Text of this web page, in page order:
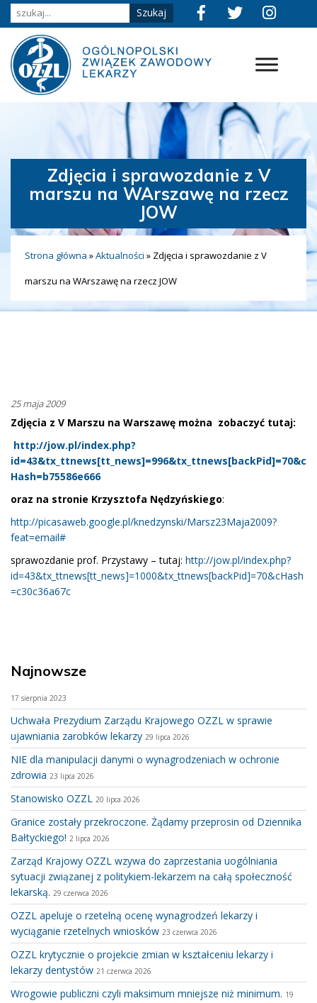
Zdjęcia i sprawozdanie z V
marszu na WArszawę na rzecz
JOW
Strona główna »Aktualności » Zdjęcia i sprawozdanie z V
marszu na WArszawę na rzecz JOW
25 maja 2009
Zdjęcia z V Marszu na Warszawę można zobaczyć tutaj:
http://jow.pl/index.php?
id=43&tx_ttnews[tt_news]=996&tx_ttnews[backPid]=70&c
Hash=b75586e666
oraz na stronie Krzysztofa Nędzyńskiego:
http://picasaweb.google.pl/knedzynski/Marsz23Maja2009?
feat=email#
sprawozdanie prof. Przystawy – tutaj: http://jow.pl/index.php?
id=43&tx_ttnews[tt_news]=1000&tx_ttnews[backPid]=70&cHash
=c30c36a67c
Najnowsze
17 sierpnia 2023
Uchwała Prezydium Zarządu Krajowego OZZL w sprawie
ujawniania zarobków lekarzy 29 lipca 2026
NIE dla manipulacji danymi o wynagrodzeniach w ochronie
zdrowia 23 lipca 2026
Stanowisko OZZL 20 lipca 2026
Granice zostały przekroczone. Żądamy przeprosin od Dziennika
Bałtyckiego! 2 lipca 2026
Zarząd Krajowy OZZL wzywa do zaprzestania uogólniania
sytuacji związanej z politykiem-lekarzem na całą społeczność
lekarską. 29 czerwca 2026
OZZL apeluje o rzetelną ocenę wynagrodzeń lekarzy i
wyciąganie rzetelnych wniosków 23 czerwca 2026
OZZL krytycznie o projekcie zmian w kształceniu lekarzy i
lekarzy dentystów 21 czerwca 2026
Wrogowie publiczni czyli maksimum mniejsze niż minimum. 19